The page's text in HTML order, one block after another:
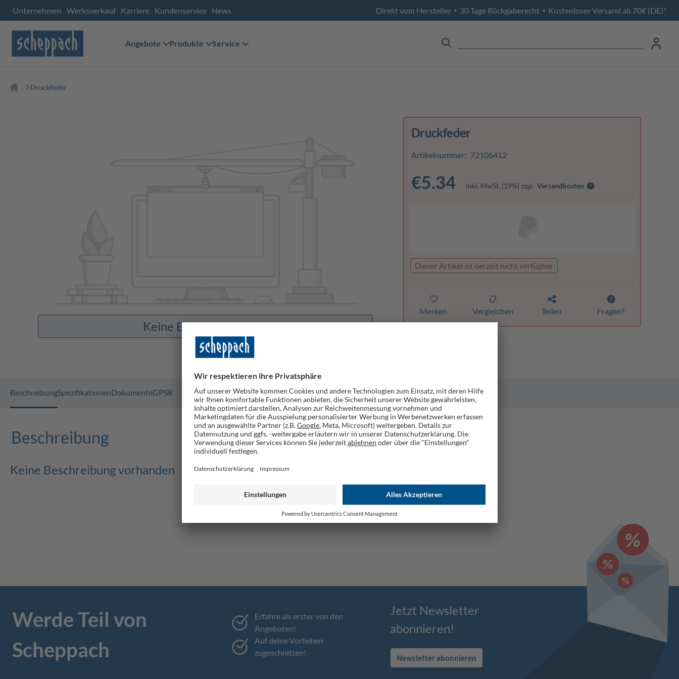
Unternehmen Werksverkauf Karriere Kundenservice News Direkt vom Hersteller • 30 Tage Rückgaberecht • Kostenloser Versand ab 70€ (DE)*
Angebote Produkte Service
Druckfeder
Keine Bilder vorhanden
Druckfeder
Artikelnummer: 72106412
€5.34 inkl. MwSt. (19%) zzgl. Versandkosten
Dieser Artikel ist derzeit nicht verfügbar
Merken Vergleichen Teilen Fragen?
BeschreibungSpezifikationenDokumenteGPSR
Beschreibung
Keine Beschreibung vorhanden
Werde Teil von
Scheppach
Erfahre als erster von den
Angeboten!
Auf deine Vorlieben
zugeschnitten!
Jetzt Newsletter
abonnieren!
Newsletter abonnieren